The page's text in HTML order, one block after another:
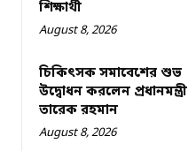
শিক্ষার্থী
August 8, 2026
চিকিৎসক সমাবেশের শুভ
উদ্বোধন করলেন প্রধানমন্ত্রী
তারেক রহমান
August 8, 2026